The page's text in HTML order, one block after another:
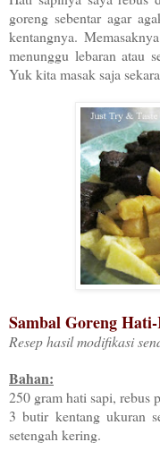
goreng sebentar agar
kentangnya.
menunggu lebaran atau
Yuk kita masak saja
Sambal Goreng
Resep hasil modifikasi
Bahan:
250 gram hati sapi, rebus
3 butir kentang ukuran
setengah kering.